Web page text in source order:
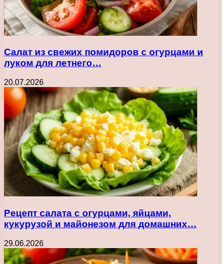
Салат из свежих помидоров с огурцами и
луком для летнего…
20.07.2026
Рецепт салата с огурцами, яйцами,
кукурузой и майонезом для домашних…
29.06.2026